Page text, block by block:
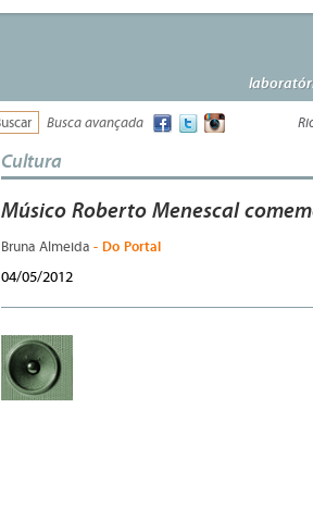
Busca avançada
Cultura
Músico Roberto Menescal
Bruna Almeida - Do Portal
04/05/2012